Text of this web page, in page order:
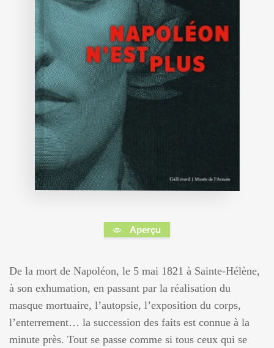
Aperçu
De la mort de Napoléon, le 5 mai 1821 à Sainte-Hélène,
à son exhumation, en passant par la réalisation du
masque mortuaire, l’autopsie, l’exposition du corps,
l’enterrement… la succession des faits est connue à la
minute près. Tout se passe comme si tous ceux qui se